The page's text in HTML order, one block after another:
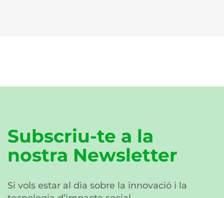
Subscriu-te a la
nostra Newsletter
Si vols estar al dia sobre la innovació i la